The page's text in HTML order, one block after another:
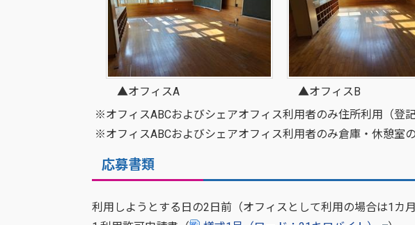
▲オフィスA ▲オフィスB
※オフィスABCおよびシェアオフィス利用者のみ住所利用（登
※オフィスABCおよびシェアオフィス利用者のみ倉庫・休憩室
応募書類
利用しようとする日の2日前（オフィスとして利用の場合は1カ